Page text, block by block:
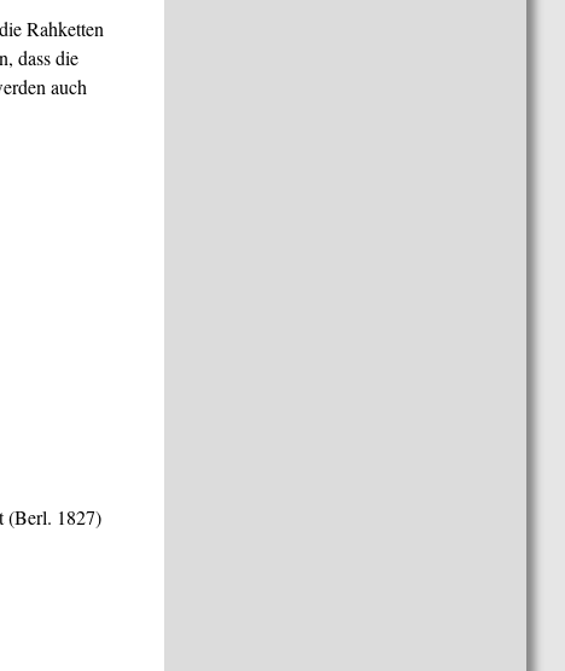
Rahketten
dass die
auch
(Berl. 1827)